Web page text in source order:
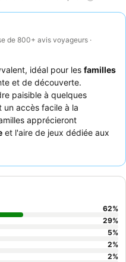
de 800+ avis voyageurs ·
idéal pour les familles
et de découverte.
paisible à quelques
un accès facile à la
apprécieront
et l'aire de jeux dédiée aux
sécurisé. Les clients
petit-déjeuner buffet
Pour une
une chambre
ou de couloir.
62%
29%
5%
2%
2%